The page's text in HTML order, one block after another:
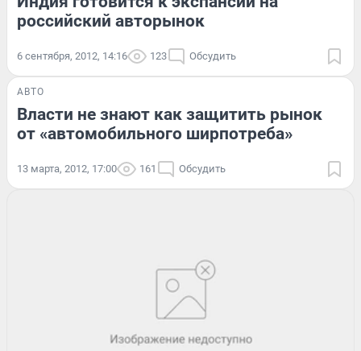
российский авторынок
6 сентября, 2012, 14:16 123 Обсудить
АВТО
Власти не знают как защитить рынок
от «автомобильного ширпотреба»
13 марта, 2012, 17:00 161 Обсудить